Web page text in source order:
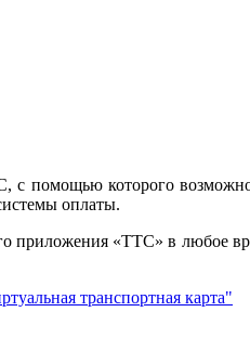
помощью которого
оплаты.
приложения «ТТС» в любое
транспортная карта"